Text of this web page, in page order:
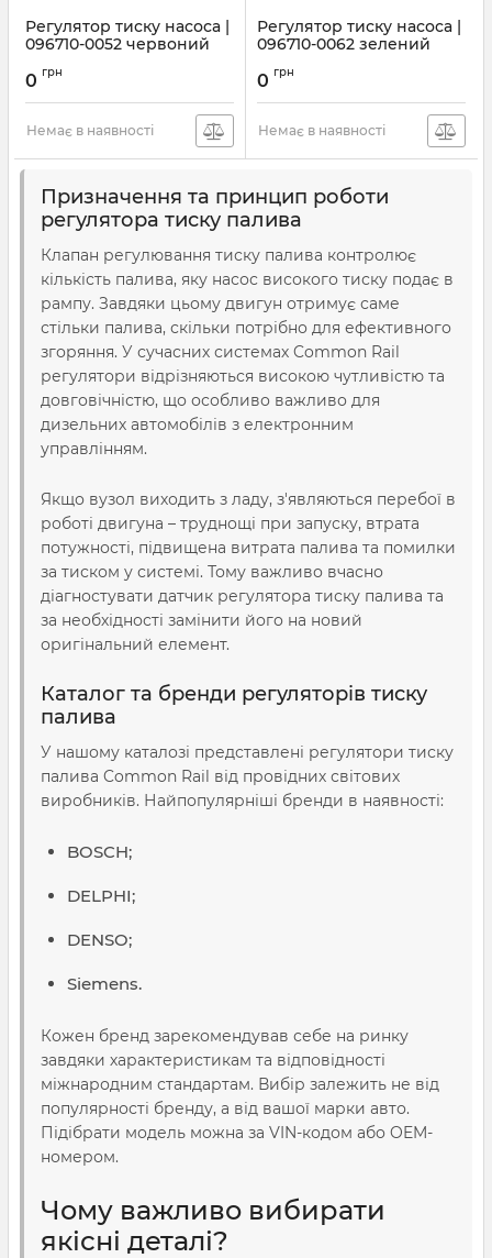
Регулятор тиску насоса |
096710-0052 червоний
0 грн
Немає в наявності
Регулятор тиску насоса |
096710-0062 зелений
0 грн
Немає в наявності
Призначення та принцип роботи
регулятора тиску палива
Клапан регулювання тиску палива контролює
кількість палива, яку насос високого тиску подає в
рампу. Завдяки цьому двигун отримує саме
стільки палива, скільки потрібно для ефективного
згоряння. У сучасних системах Common Rail
регулятори відрізняються високою чутливістю та
довговічністю, що особливо важливо для
дизельних автомобілів з електронним
управлінням.
Якщо вузол виходить з ладу, з'являються перебої в
роботі двигуна – труднощі при запуску, втрата
потужності, підвищена витрата палива та помилки
за тиском у системі. Тому важливо вчасно
діагностувати датчик регулятора тиску палива та
за необхідності замінити його на новий
оригінальний елемент.
Каталог та бренди регуляторів тиску
палива
У нашому каталозі представлені регулятори тиску
палива Common Rail від провідних світових
виробників. Найпопулярніші бренди в наявності:
BOSCH;
DELPHI;
DENSO;
Siemens.
Кожен бренд зарекомендував себе на ринку
завдяки характеристикам та відповідності
міжнародним стандартам. Вибір залежить не від
популярності бренду, а від вашої марки авто.
Підібрати модель можна за VIN-кодом або OEM-
номером.
Чому важливо вибирати
якісні деталі?